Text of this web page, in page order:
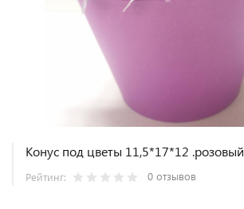
Конус под цветы 11,5*17*12 .розовый
Рейтинг: 0 отзывов